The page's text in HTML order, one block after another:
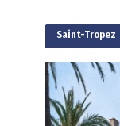
Saint-Tropez